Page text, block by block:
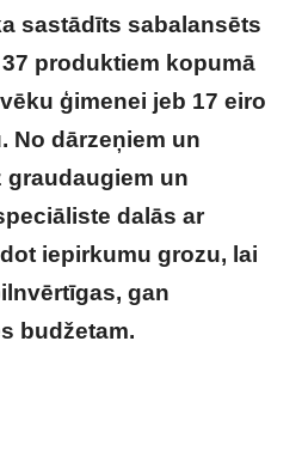
sastādīts sabalansēts
produktiem kopumā
ģimenei jeb 17 eiro
No dārzeņiem un
un
dalās ar
iepirkumu grozu, lai
gan
budžetam.